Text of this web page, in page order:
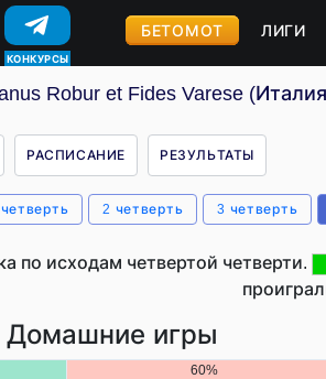
КОНКУРСЫ
БЕТОМОТ ЛИГИ
Robur et Fides Varese
РАСПИСАНИЕ РЕЗУЛЬТАТЫ
2 четверть 3 четверть
по исходам четвертой четверти.
Домашние игры
60%